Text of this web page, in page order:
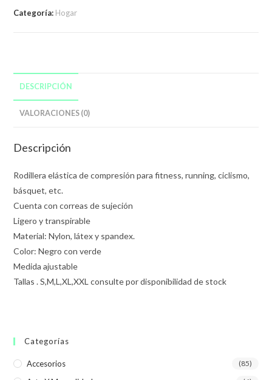
Categoría: Hogar
DESCRIPCIÓN
VALORACIONES (0)
Descripción
Rodillera elástica de compresión para fitness, running, ciclismo,
básquet, etc.
Cuenta con correas de sujeción
Ligero y transpirable
Material: Nylon, látex y spandex.
Color: Negro con verde
Medida ajustable
Tallas . S,M,L,XL,XXL consulte por disponibilidad de stock
Categorías
Accesorios (85)